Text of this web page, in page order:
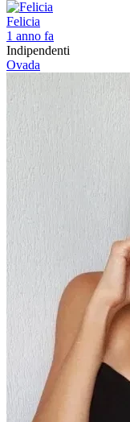
Felicia
1 anno fa
Indipendenti
Ovada